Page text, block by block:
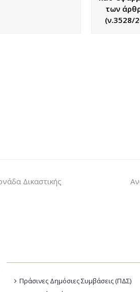
των
(ν.3528/
Δικαστικής
Πράσινες Δημόσιες Συμβάσεις (ΠΔΣ)